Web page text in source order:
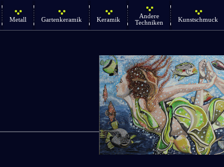
Metall Gartenkeramik Keramik
Andere
Techniken
Kunstschmuck